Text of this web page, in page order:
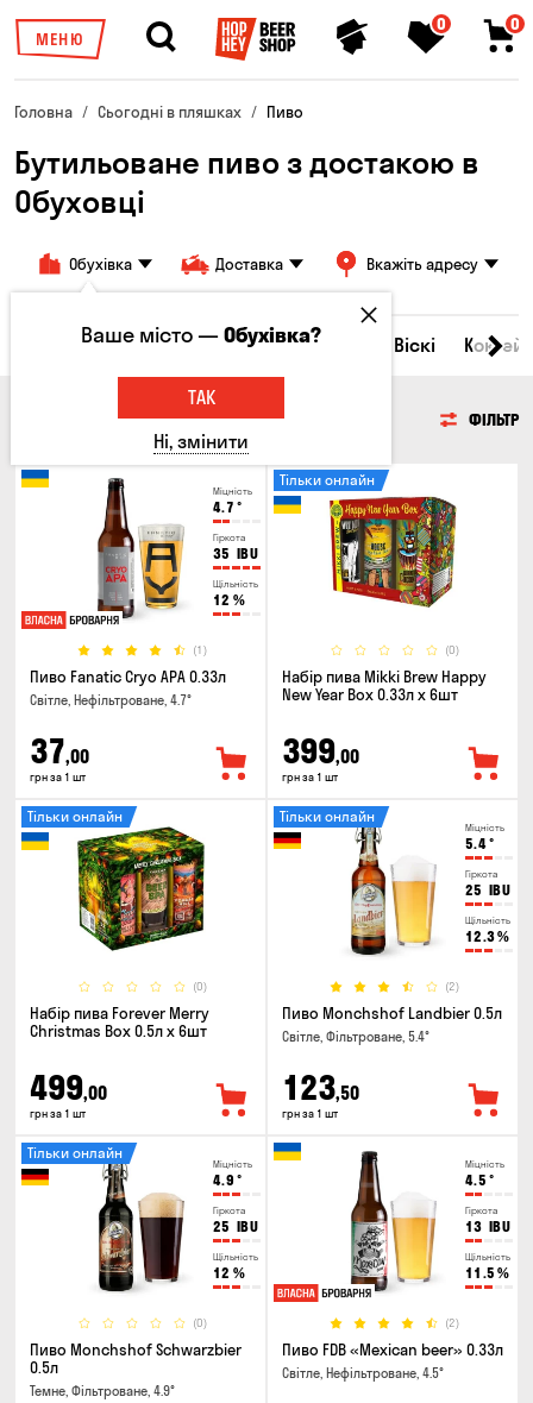
МЕНЮ
0 0
Головна Сьогодні в пляшках Пиво
Бутильоване пиво з достакою в
Обуховці
Обухівка Доставка Вкажіть адресу
Всі товари Пиво Сидр Віскі
ФІЛЬТР
Міцність
4.7 °
Гіркота
35 IBU
Щільність
12 %
(1)
Пиво Fanatic Cryo APA 0.33л
Світле, Нефільтроване, 4.7°
37,00
грн за 1 шт
(0)
Тільки онлайн
Набір пива Mikki Brew Happy
New Year Box 0.33л x 6шт
399,00
грн за 1 шт
(0)
Тільки онлайн
Набір пива Forever Merry
Christmas Box 0.5л x 6шт
499,00
грн за 1 шт
Міцність
5.4°
Гіркота
25 IBU
Щільність
12.3%
(2)
Тільки онлайн
Пиво Monchshof Landbier 0.5л
Світле, Фільтроване, 5.4°
123,50
грн за 1 шт
Міцність
4.9 °
Гіркота
25 IBU
Щільність
12 %
(0)
Тільки онлайн
Пиво Monchshof Schwarzbier
0.5л
Темне, Фільтроване, 4.9°
Міцність
4.5 °
Гіркота
13 IBU
Щільність
11.5 %
(2)
Пиво FDB «Mexican beer» 0.33л
Світле, Нефільтроване, 4.5°
Ваше місто —Обухівка?
ТАК
Ні, змінити